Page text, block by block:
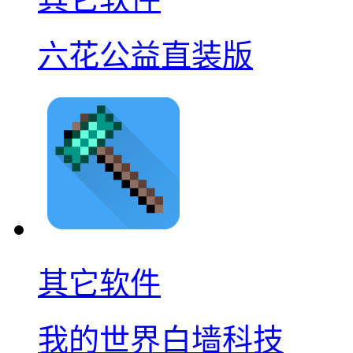
六花公益直装版
其它软件
我的世界白墙科技